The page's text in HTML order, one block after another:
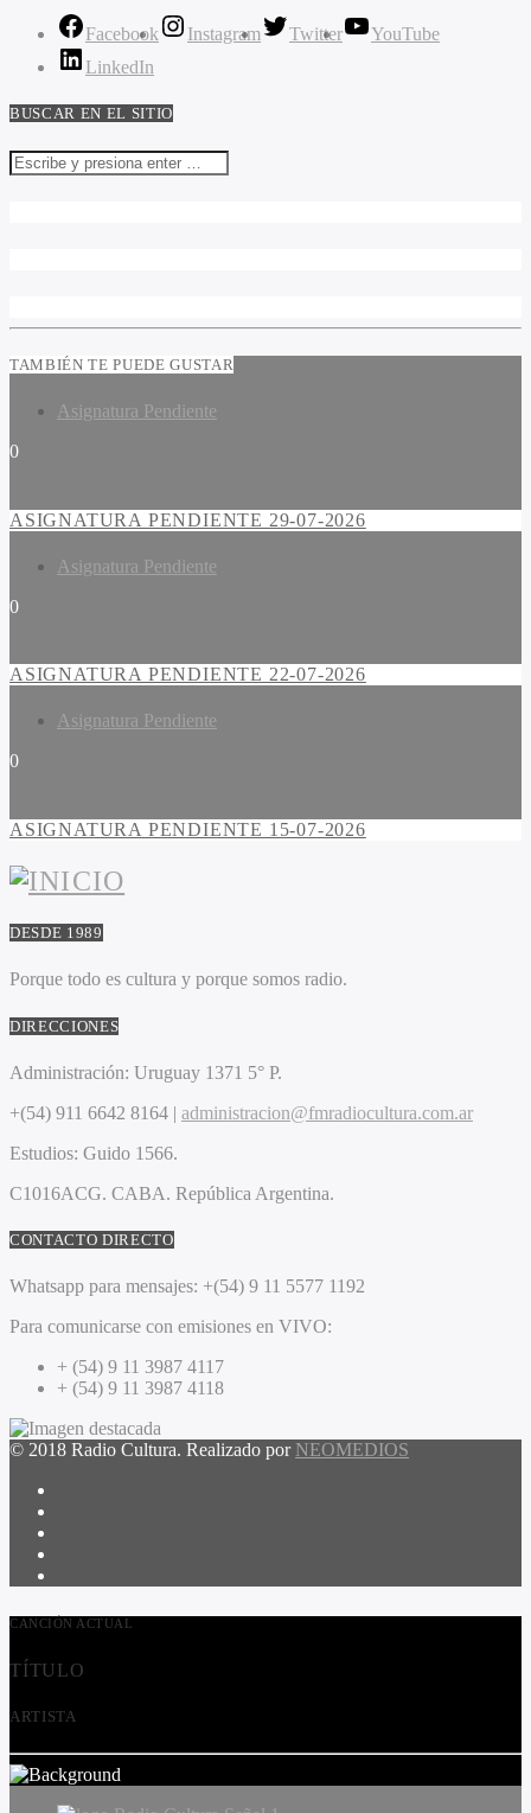
Facebook Instagram Twitter
YouTube
LinkedIn
BUSCAR EN EL SITIO
TAMBIÉN TE PUEDE GUSTAR
Asignatura Pendiente
0
ASIGNATURA PENDIENTE 29-07-2026
Asignatura Pendiente
0
ASIGNATURA PENDIENTE 22-07-2026
Asignatura Pendiente
0
ASIGNATURA PENDIENTE 15-07-2026
DESDE 1989
Porque todo es cultura y porque somos radio.
DIRECCIONES
Administración: Uruguay 1371 5° P.
+(54) 911 6642 8164 | administracion@fmradiocultura.com.ar
Estudios: Guido 1566.
C1016ACG. CABA. República Argentina.
CONTACTO DIRECTO
Whatsapp para mensajes: +(54) 9 11 5577 1192
Para comunicarse con emisiones en VIVO:
+ (54) 9 11 3987 4117
+ (54) 9 11 3987 4118
© 2018 Radio Cultura. Realizado por NEOMEDIOS
CANCIÓN ACTUAL
TÍTULO
ARTISTA